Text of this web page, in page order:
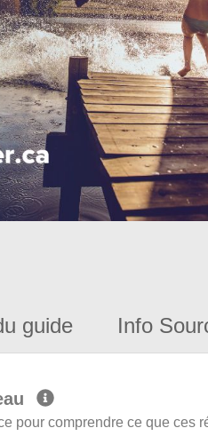
guide Info
pour comprendre ce que ces